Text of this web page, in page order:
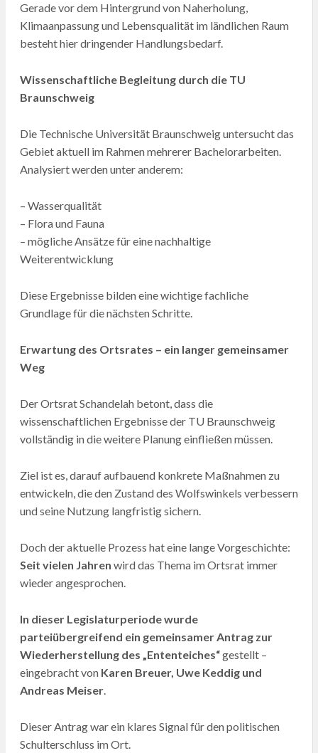
Gerade vor dem Hintergrund von Naherholung,
Klimaanpassung und Lebensqualität im ländlichen Raum
besteht hier dringender Handlungsbedarf.
Wissenschaftliche Begleitung durch die TU
Braunschweig
Die Technische Universität Braunschweig untersucht das
Gebiet aktuell im Rahmen mehrerer Bachelorarbeiten.
Analysiert werden unter anderem:
– Wasserqualität
– Flora und Fauna
– mögliche Ansätze für eine nachhaltige
Weiterentwicklung
Diese Ergebnisse bilden eine wichtige fachliche
Grundlage für die nächsten Schritte.
Erwartung des Ortsrates – ein langer gemeinsamer
Weg
Der Ortsrat Schandelah betont, dass die
wissenschaftlichen Ergebnisse der TU Braunschweig
vollständig in die weitere Planung einfließen müssen.
Ziel ist es, darauf aufbauend konkrete Maßnahmen zu
entwickeln, die den Zustand des Wolfswinkels verbessern
und seine Nutzung langfristig sichern.
Doch der aktuelle Prozess hat eine lange Vorgeschichte:
Seit vielen Jahren wird das Thema im Ortsrat immer
wieder angesprochen.
In dieser Legislaturperiode wurde
parteiübergreifend ein gemeinsamer Antrag zur
Wiederherstellung des „Ententeiches“gestellt –
eingebracht von Karen Breuer, Uwe Keddig und
Andreas Meiser.
Dieser Antrag war ein klares Signal für den politischen
Schulterschluss im Ort.